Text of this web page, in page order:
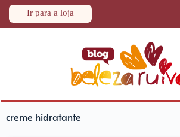
Ir para a loja
creme hidratante